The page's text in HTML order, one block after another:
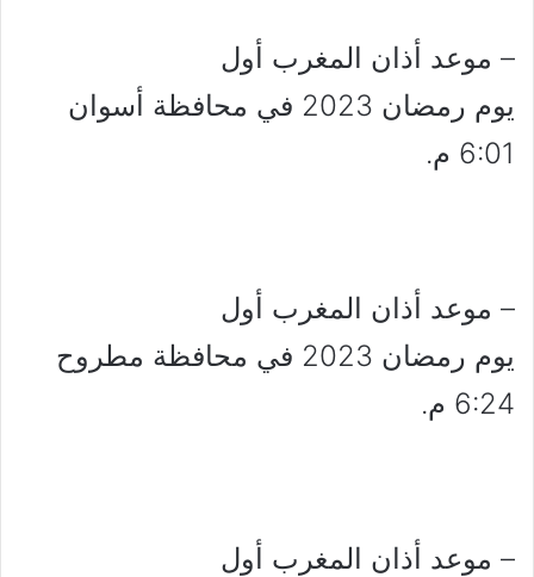
– موعد أذان المغرب أول
يوم رمضان 2023 في محافظة أسوان
6:01 م.
– موعد أذان المغرب أول
يوم رمضان 2023 في محافظة مطروح
6:24 م.
– موعد أذان المغرب أول